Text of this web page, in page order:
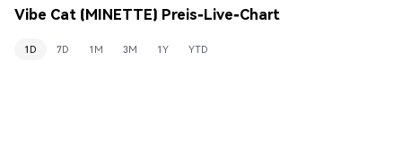
Vibe Cat (MINETTE) Preis-Live-Chart
1D 7D 1M 3M 1Y YTD